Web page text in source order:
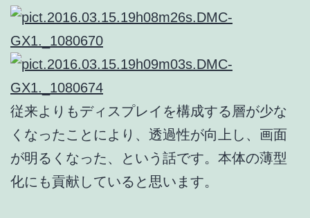
従来よりもディスプレイを構成する層が少な
くなったことにより、透過性が向上し、画面
が明るくなった、という話です。本体の薄型
化にも貢献していると思います。